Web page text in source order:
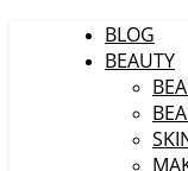
BLOG
BEAUTY